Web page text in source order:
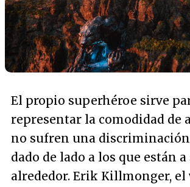
El propio superhéroe sirve
representar la comodidad de
no sufren una
dado de lado a los que están a
alrededor. Erik Killmonger,